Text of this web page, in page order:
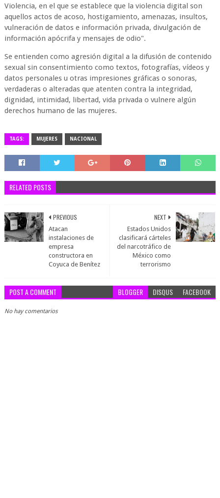
Violencia, en el que se establece que la violencia digital son
aquellos actos de acoso, hostigamiento, amenazas, insultos,
vulneración de datos e información privada, divulgación de
información apócrifa y mensajes de odio".
Se entienden como agresión digital a la difusión de contenido
sexual sin consentimiento como textos, fotografías, vídeos y
datos personales u otras impresiones gráficas o sonoras,
verdaderas o alteradas que atenten contra la integridad,
dignidad, intimidad, libertad, vida privada o vulnere algún
derechos humano de las mujeres.
TAGS: MUJERES NACIONAL
RELATED POSTS
NEXT
Estados Unidos
clasificará cárteles
del narcotráfico de
México como
terrorismo
PREVIOUS
Atacan
instalaciones de
empresa
constructora en
Coyuca de Benítez
POST A COMMENT BLOGGER DISQUS FACEBOOK
No hay comentarios